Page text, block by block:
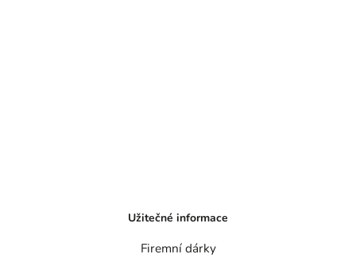
Užitečné informace
Firemní dárky